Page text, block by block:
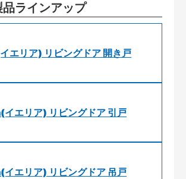
ラインアップ
エリア) リビングドア 開き戸
エリア) リビングドア 引戸
エリア) リビングドア 吊戸